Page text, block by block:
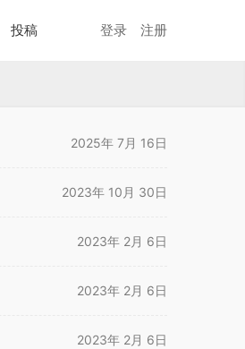
投稿 登录 注册
2025年 7月 16日
2023年 10月 30日
2023年 2月 6日
2023年 2月 6日
2023年 2月 6日